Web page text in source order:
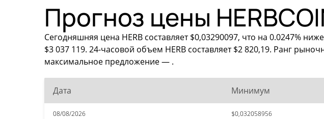
Прогноз цены
Сегодняшняя цена HERB составляет $0,03290097, что на 0.0247%
$3 037 119. 24-часовой объем HERB составляет $2 820,19. Ранг
максимальное предложение — .
Дата Минимум
08/08/2026 $0,032058956